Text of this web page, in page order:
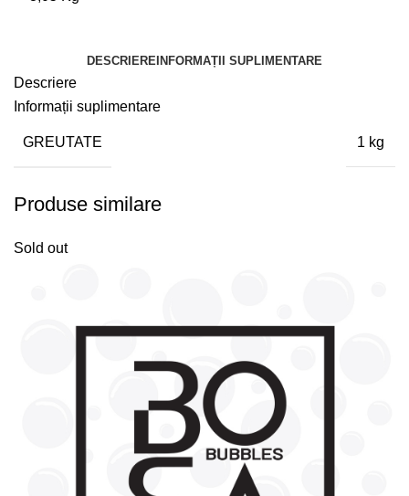
DESCRIERE INFORMAȚII SUPLIMENTARE
Descriere
Informații suplimentare
GREUTATE 1 kg
Produse similare
Sold out